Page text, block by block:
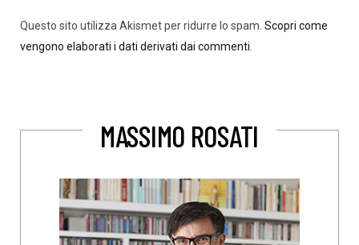
Questo sito utilizza Akismet per ridurre lo spam. Scopri come
vengono elaborati i dati derivati dai commenti
MASSIMO ROSATI